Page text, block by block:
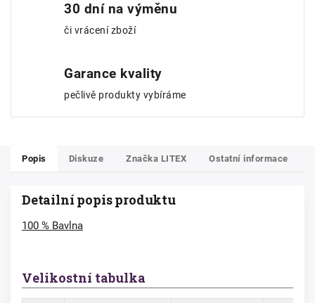
30 dní na výměnu
či vrácení zboží
Garance kvality
pečlivě produkty vybíráme
Popis Diskuze Značka LITEX Ostatní informace
Detailní popis produktu
100 % Bavlna
Velikostní tabulka